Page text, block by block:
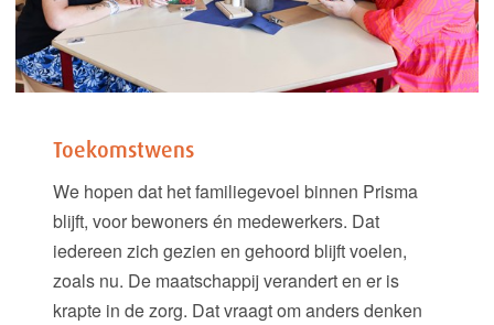
Toekomstwens
We hopen dat het familiegevoel binnen Prisma
blijft, voor bewoners én medewerkers. Dat
iedereen zich gezien en gehoord blijft voelen,
zoals nu. De maatschappij verandert en er is
krapte in de zorg. Dat vraagt om anders denken